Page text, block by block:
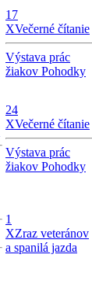
17
XVečerné čítanie
Výstava prác
žiakov Pohodky
24
XVečerné čítanie
Výstava prác
žiakov Pohodky
1
XZraz veteránov
a spanilá jazda